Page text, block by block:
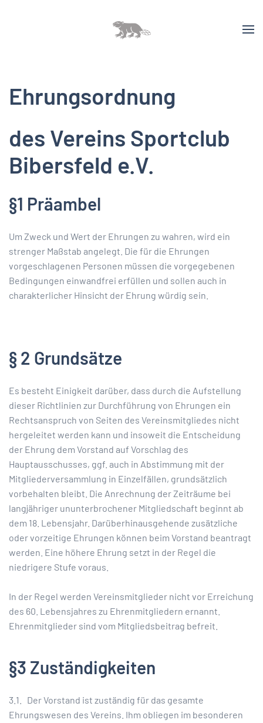
Ehrungsordnung
des Vereins Sportclub
Bibersfeld e.V.
§1 Präambel
Um Zweck und Wert der Ehrungen zu wahren, wird ein
strenger Maßstab angelegt. Die für die Ehrungen
vorgeschlagenen Personen müssen die vorgegebenen
Bedingungen einwandfrei erfüllen und sollen auch in
charakterlicher Hinsicht der Ehrung würdig sein.
§ 2 Grundsätze
Es besteht Einigkeit darüber, dass durch die Aufstellung
dieser Richtlinien zur Durchführung von Ehrungen ein
Rechtsanspruch von Seiten des Vereinsmitgliedes nicht
hergeleitet werden kann und insoweit die Entscheidung
der Ehrung dem Vorstand auf Vorschlag des
Hauptausschusses, ggf. auch in Abstimmung mit der
Mitgliederversammlung in Einzelfällen, grundsätzlich
vorbehalten bleibt. Die Anrechnung der Zeiträume bei
langjähriger ununterbrochener Mitgliedschaft beginnt ab
dem 18. Lebensjahr. Darüberhinausgehende zusätzliche
oder vorzeitige Ehrungen können beim Vorstand beantragt
werden. Eine höhere Ehrung setzt in der Regel die
niedrigere Stufe voraus.
In der Regel werden Vereinsmitglieder nicht vor Erreichung
des 60. Lebensjahres zu Ehrenmitgliedern ernannt.
Ehrenmitglieder sind vom Mitgliedsbeitrag befreit.
§3 Zuständigkeiten
3.1. Der Vorstand ist zuständig für das gesamte
Ehrungswesen des Vereins. Ihm obliegen im besonderen